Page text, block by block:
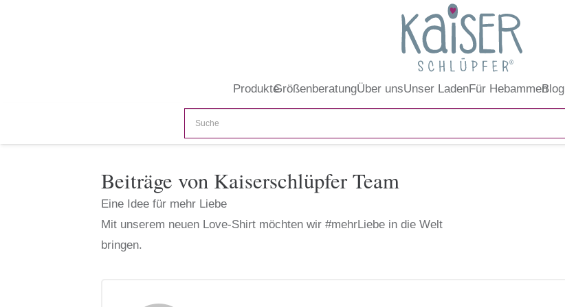
ProdukteGrößenberatungÜber unsUnser LadenFür HebammenBlog
Beiträge von Kaiserschlüpfer Team
Eine Idee für mehr Liebe
Mit unserem neuen Love-Shirt möchten wir #mehrLiebe in die Welt
bringen.